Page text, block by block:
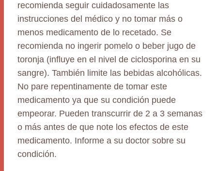
recomienda seguir cuidadosamente las
instrucciones del médico y no tomar más o
menos medicamento de lo recetado. Se
recomienda no ingerir pomelo o beber jugo de
toronja (influye en el nivel de ciclosporina en su
sangre). También limite las bebidas alcohólicas.
No pare repentinamente de tomar este
medicamento ya que su condición puede
empeorar. Pueden transcurrir de 2 a 3 semanas
o más antes de que note los efectos de este
medicamento. Informe a su doctor sobre su
condición.